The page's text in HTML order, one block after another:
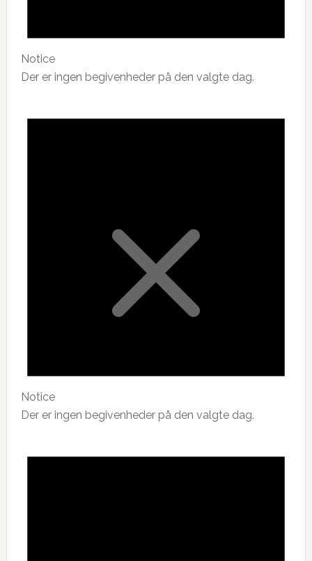
Notice
Der er ingen begivenheder på den valgte dag.
Notice
Der er ingen begivenheder på den valgte dag.